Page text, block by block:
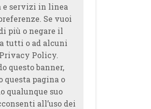
e servizi in linea
Se vuoi
più o negare il
tutti o ad alcuni
Policy.
questo banner,
questa pagina o
qualunque suo
all’uso dei